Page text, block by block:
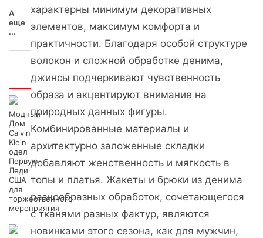
А
еще
...
Интересно
Модный
Дом
Calvin
Klein
одел
Первую
Леди
США
для
торжественного
мероприятия
характерны минимум декоративных
элементов, максимум комфорта и
практичности. Благодаря особой структуре
волокон и сложной обработке денима,
джинсы подчеркивают чувственность
образа и акцентируют внимание на
природных данных фигуры.
Комбинированные материалы и
архитектурно заложенные складки
добавляют женственность и мягкость в
топы и платья. Жакеты и брюки из денима
разнообразных обработок, сочетающегося
с тканями разных фактур, являются
новинками этого сезона, как для мужчин,